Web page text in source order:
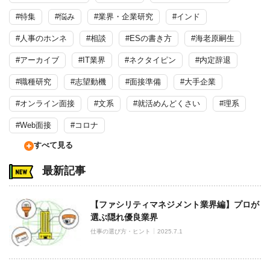
#特集 #悩み #業界・企業研究 #インド
#人事のホンネ #相談 #ESの書き方 #海老原嗣生
#アーカイブ #IT業界 #ネクタイピン #内定辞退
#職種研究 #志望動機 #面接準備 #大手企業
#オンライン面接 #文系 #就活めんどくさい #理系
#Web面接 #コロナ
すべて見る
最新記事
【ファシリティマネジメント業界編】プロが
選ぶ隠れ優良業界
仕事の選び方・ヒント 2025.7.1